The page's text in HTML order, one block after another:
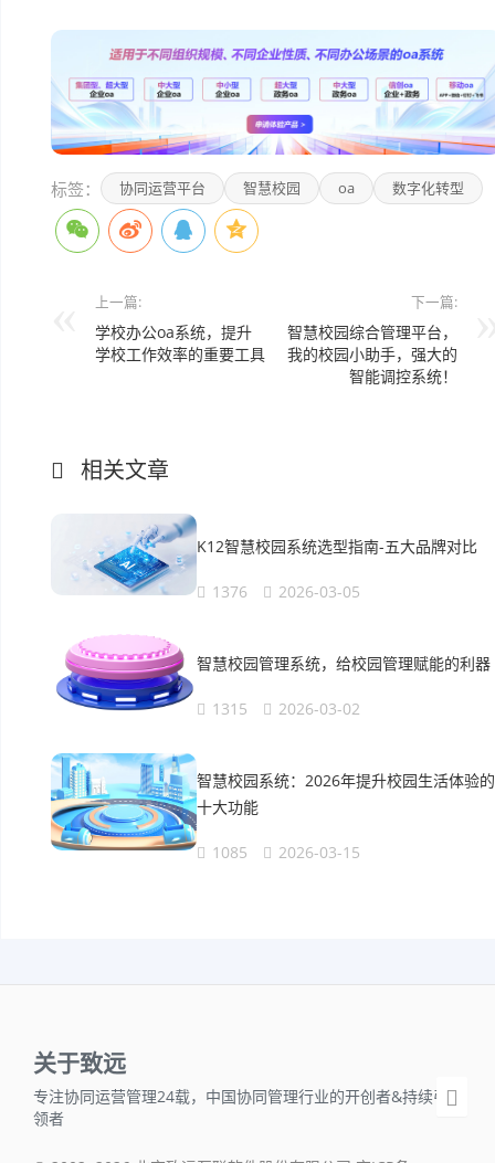
标签： 协同运营平台 智慧校园 oa 数字化转型
上一篇:
学校办公oa系统，提升
学校工作效率的重要工具
下一篇:
智慧校园综合管理平台，
我的校园小助手，强大的
智能调控系统！
相关文章
K12智慧校园系统选型指南-五大品牌对比
1376 2026-03-05
智慧校园管理系统，给校园管理赋能的利器
1315 2026-03-02
智慧校园系统：2026年提升校园生活体验的
十大功能
1085 2026-03-15
关于致远
专注协同运营管理24载，中国协同管理行业的开创者&持续引
领者